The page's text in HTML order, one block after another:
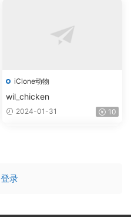
iClone动物
wil_chicken
2024-01-31 10
登录